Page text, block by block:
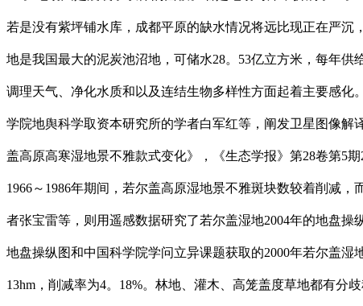
若是没有紫坪铺水库，成都平原的缺水情况将远比现正在严
地是我国最大的泥炭池沼地，可储水28。53亿立方米，每年
调理天气、净化水质和以及连结生物多样性方面起着主要感
学院地舆科学取资本研究所的学者白军红等，阐发卫星图像
盖高原高寒湿地景不雅款式变化》，《生态学报》第28卷第5
1966～1986年期间，若尔盖高原湿地景不雅斑块数较着削减
者张宝雷等，则用遥感数据研究了若尔盖湿地2004年的地盘
地盘操纵图和中国科学院学问立异课题获取的2000年若尔盖湿
13hm，削减率为4。18%。林地、灌木、高笼盖度草地都有分